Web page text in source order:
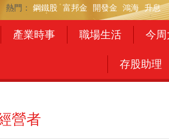
熱門： 鋼鐵股 富邦金 開發金 鴻海 升息
產業時事 職場生活 今
存股助理
營者